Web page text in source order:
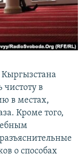
чистоту в
в местах,
Кроме того,
о способах